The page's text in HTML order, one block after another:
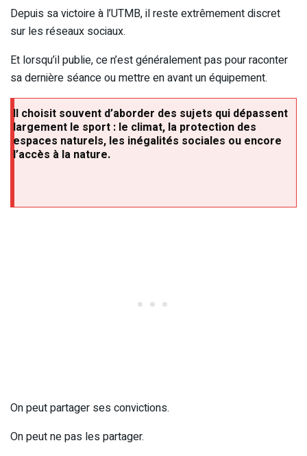
Depuis sa victoire à l’UTMB, il reste extrêmement discret
sur les réseaux sociaux.
Et lorsqu’il publie, ce n’est généralement pas pour raconter
sa dernière séance ou mettre en avant un équipement.
Il choisit souvent d’aborder des sujets qui dépassent
largement le sport : le climat, la protection des
espaces naturels, les inégalités sociales ou encore
l’accès à la nature.
On peut partager ses convictions.
On peut ne pas les partager.